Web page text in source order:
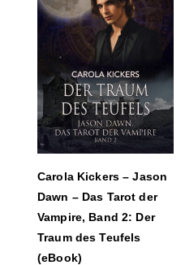
Carola Kickers – Jason
Dawn – Das Tarot der
Vampire, Band 2: Der
Traum des Teufels
(eBook)